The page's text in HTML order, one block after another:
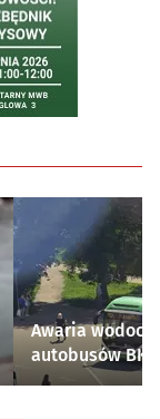
Awaria
autobusów